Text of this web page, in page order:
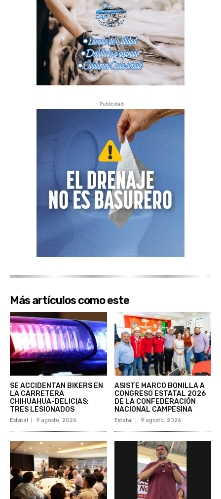
- Publicidad-
Más artículos como este
SE ACCIDENTAN BIKERS EN
LA CARRETERA
CHIHUAHUA-DELICIAS;
TRES LESIONADOS
Estatal 9 agosto, 2026
ASISTE MARCO BONILLA A
CONGRESO ESTATAL 2026
DE LA CONFEDERACIÓN
NACIONAL CAMPESINA
Estatal 9 agosto, 2026